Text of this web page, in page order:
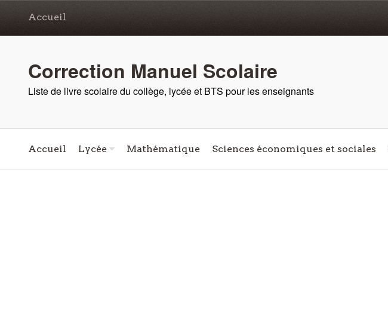
Accueil
Correction Manuel Scolaire
Liste de livre scolaire du collège, lycée et BTS pour les enseignants
Accueil Lycée Mathématique Sciences économiques et sociales